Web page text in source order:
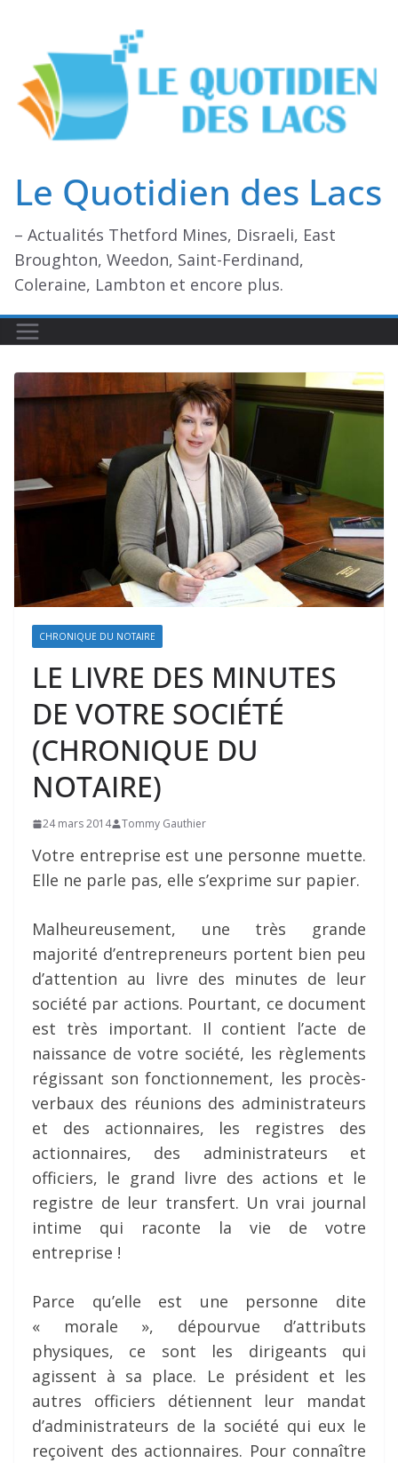
contenu
Le Quotidien des Lacs
– Actualités Thetford Mines, Disraeli, East
Broughton, Weedon, Saint-Ferdinand,
Coleraine, Lambton et encore plus.
CHRONIQUE DU NOTAIRE
LE LIVRE DES MINUTES
DE VOTRE SOCIÉTÉ
(CHRONIQUE DU
NOTAIRE)
24 mars 2014 Tommy Gauthier
Votre entreprise est une personne muette.
Elle ne parle pas, elle s’exprime sur papier.
Malheureusement, une très grande
majorité d’entrepreneurs portent bien peu
d’attention au livre des minutes de leur
société par actions. Pourtant, ce document
est très important. Il contient l’acte de
naissance de votre société, les règlements
régissant son fonctionnement, les procès-
verbaux des réunions des administrateurs
et des actionnaires, les registres des
actionnaires, des administrateurs et
officiers, le grand livre des actions et le
registre de leur transfert. Un vrai journal
intime qui raconte la vie de votre
entreprise !
Parce qu’elle est une personne dite
« morale », dépourvue d’attributs
physiques, ce sont les dirigeants qui
agissent à sa place. Le président et les
autres officiers détiennent leur mandat
d’administrateurs de la société qui eux le
reçoivent des actionnaires. Pour connaître